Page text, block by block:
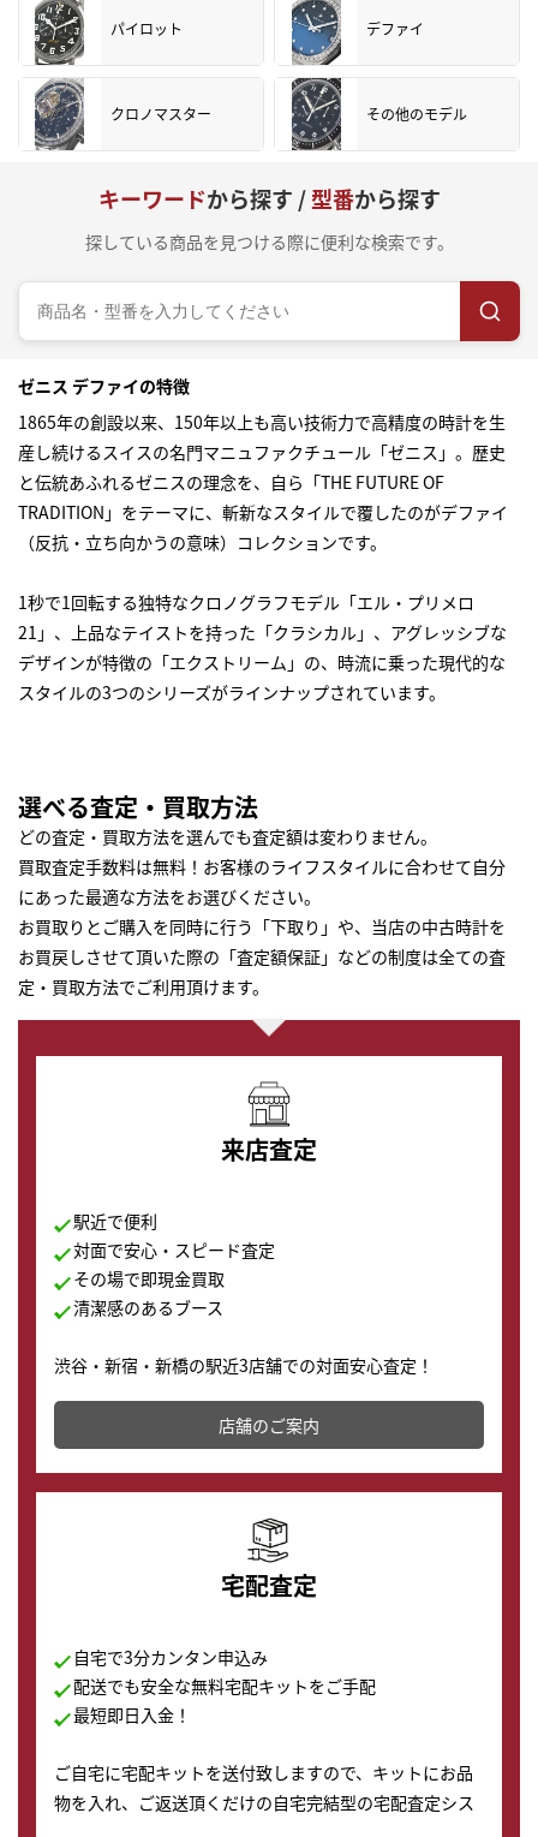
パイロット デファイ
クロノマスター その他のモデル
キーワードから探す /型番から探す
探している商品を見つける際に便利な検索です。
ゼニス デファイの特徴
1865年の創設以来、150年以上も高い技術力で高精度の時計を生
産し続けるスイスの名門マニュファクチュール「ゼニス」。歴史
と伝統あふれるゼニスの理念を、自ら「THE FUTURE OF
TRADITION」をテーマに、斬新なスタイルで覆したのがデファイ
（反抗・立ち向かうの意味）コレクションです。
1秒で1回転する独特なクロノグラフモデル「エル・プリメロ
21」、上品なテイストを持った「クラシカル」、アグレッシブな
デザインが特徴の「エクストリーム」の、時流に乗った現代的な
スタイルの3つのシリーズがラインナップされています。
選べる査定・買取方法
どの査定・買取方法を選んでも査定額は変わりません。
買取査定手数料は無料！お客様のライフスタイルに合わせて自分
にあった最適な方法をお選びください。
お買取りとご購入を同時に行う「下取り」や、当店の中古時計を
お買戻しさせて頂いた際の「査定額保証」などの制度は全ての査
定・買取方法でご利用頂けます。
来店査定
駅近で便利
対面で安心・スピード査定
その場で即現金買取
清潔感のあるブース
渋谷・新宿・新橋の駅近3店舗での対面安心査定！
その場で現金買取致します。渋谷本店では、時計販売の
店舗を併設しており、下取りに出してお得に新しい時計
の購入もできます♪
店舗のご案内
宅配査定
自宅で3分カンタン申込み
配送でも安全な無料宅配キットをご手配
最短即日入金！
ご自宅に宅配キットを送付致しますので、キットにお品
物を入れ、ご返送頂くだけの自宅完結型の宅配査定シス